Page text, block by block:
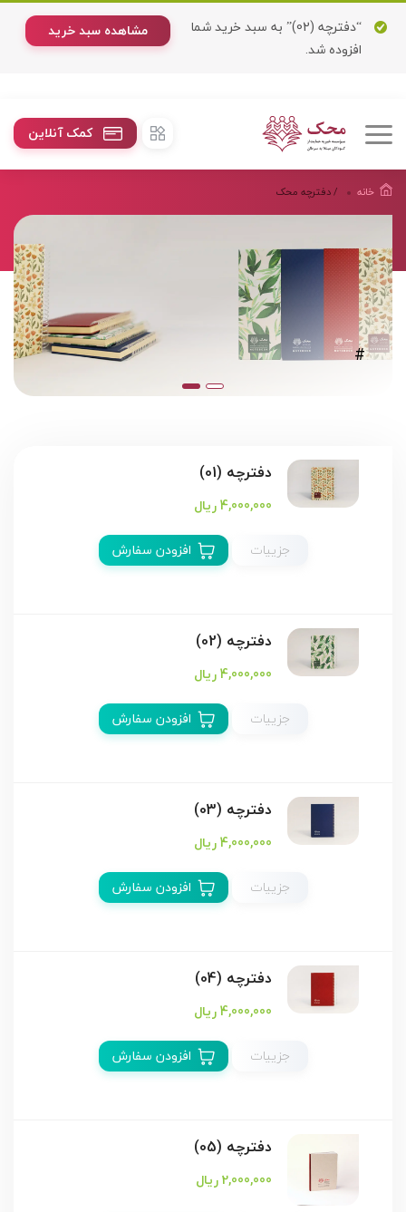
مشاهده سبد خرید
“دفترچه (02)” به سبد خرید شما
افزوده شد.
کمک آنلاین
خانه / دفترچه محک
#
دفترچه (01)
4,000,000 ریال
جزییات
افزودن سفارش
دفترچه (02)
4,000,000 ریال
جزییات
افزودن سفارش
دفترچه (03)
4,000,000 ریال
جزییات
افزودن سفارش
دفترچه (04)
4,000,000 ریال
جزییات
افزودن سفارش
دفترچه (05)
2,000,000 ریال